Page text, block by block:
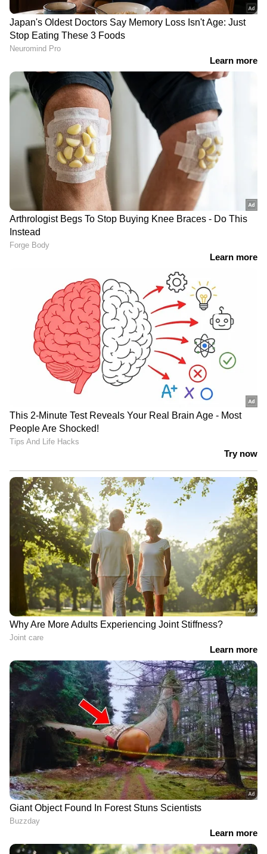
LATEST VIDEOS
തോരാതെ ഇടുക്കി; മലയോര
മേഖലയിൽ മഴ കനക്കുന്നു,
നഗരത്തിൽ പലയിടത്തും
വെള്ളക്കെട്ട്
ക്രൂരതയോ?; രാജേഷിൻ്റെ
മൃതദേഹം കൊണ്ടുപോകാൻ പണം
ചോദിച്ചെന്ന് ആരോപണം